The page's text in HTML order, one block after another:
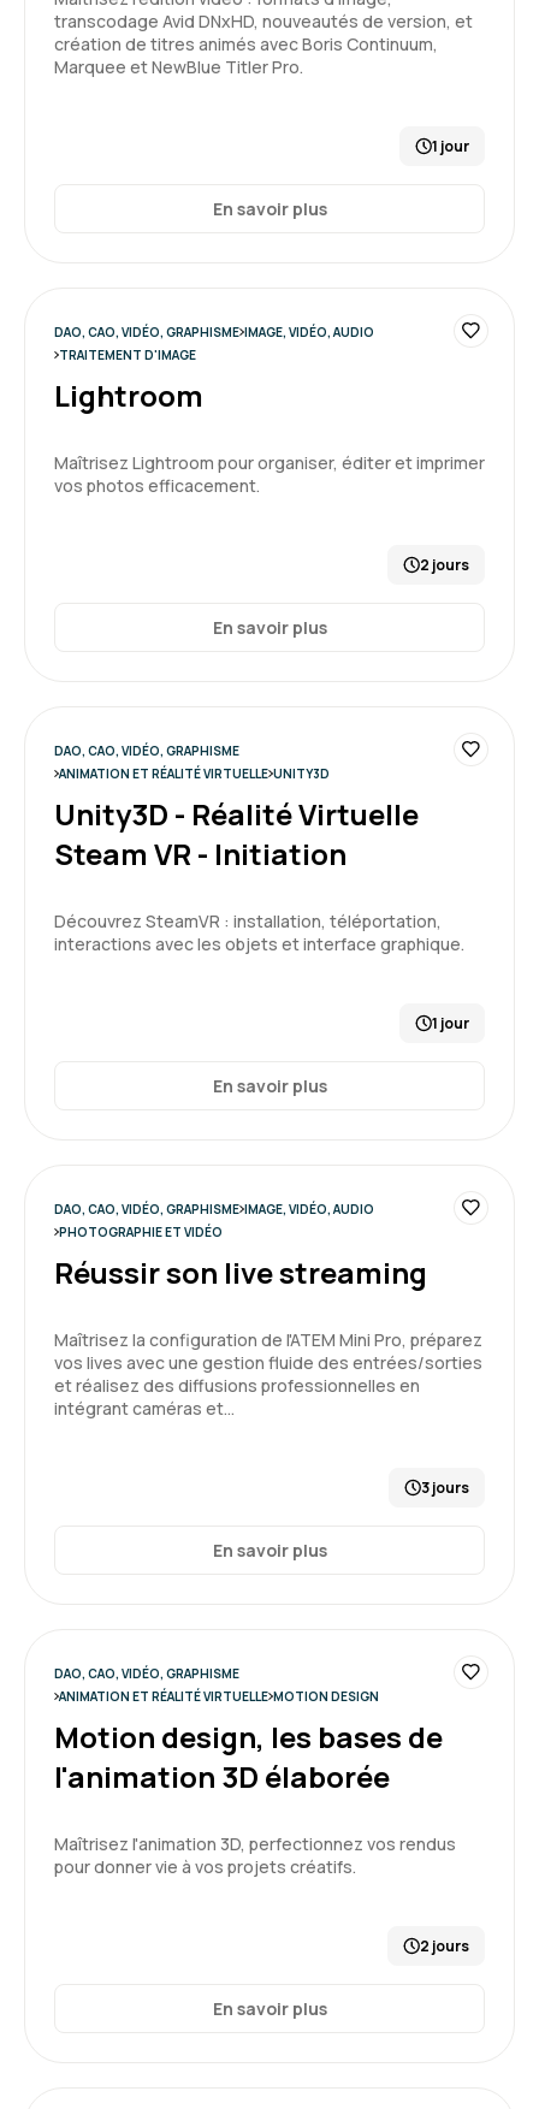
transcodage Avid DNxHD, nouveautés de version, et
création de titres animés avec Boris Continuum,
Marquee et NewBlue Titler Pro.
1 jour
En savoir plus
DAO, CAO, VIDÉO, GRAPHISME IMAGE, VIDÉO, AUDIO
TRAITEMENT D'IMAGE
Lightroom
Maîtrisez Lightroom pour organiser, éditer et imprimer
vos photos efficacement.
2 jours
En savoir plus
DAO, CAO, VIDÉO, GRAPHISME
ANIMATION ET RÉALITÉ VIRTUELLE UNITY3D
Unity3D - Réalité Virtuelle
Steam VR - Initiation
Découvrez SteamVR : installation, téléportation,
interactions avec les objets et interface graphique.
1 jour
En savoir plus
DAO, CAO, VIDÉO, GRAPHISME IMAGE, VIDÉO, AUDIO
PHOTOGRAPHIE ET VIDÉO
Réussir son live streaming
Maîtrisez la configuration de l'ATEM Mini Pro, préparez
vos lives avec une gestion fluide des entrées/sorties
et réalisez des diffusions professionnelles en
intégrant caméras et…
3 jours
En savoir plus
DAO, CAO, VIDÉO, GRAPHISME
ANIMATION ET RÉALITÉ VIRTUELLE MOTION DESIGN
Motion design, les bases de
l'animation 3D élaborée
Maîtrisez l'animation 3D, perfectionnez vos rendus
pour donner vie à vos projets créatifs.
2 jours
En savoir plus